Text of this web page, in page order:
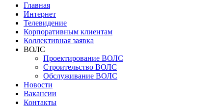
Главная
Интернет
Телевидение
Корпоративным клиентам
Коллективная заявка
ВОЛС
Проектирование ВОЛС
Строительство ВОЛС
Обслуживание ВОЛС
Новости
Вакансии
Контакты